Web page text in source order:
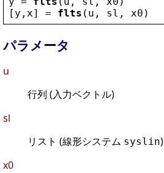
[ y , x] = flts ( u , sl , x0 )
パラメータ
u
行列 (入力ベクトル)
sl
リスト (線形システム syslin)
x0